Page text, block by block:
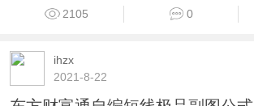
2105 0
ihzx
2021-8-22